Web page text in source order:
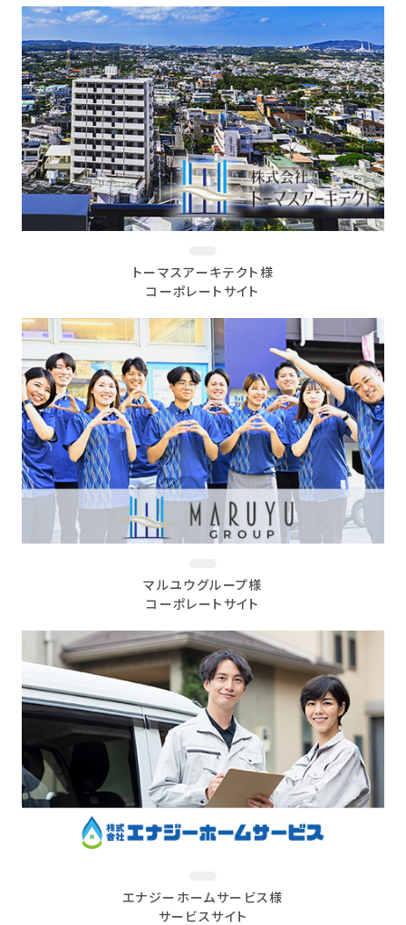
トーマスアーキテクト様
コーポレートサイト
マルユウグループ様
コーポレートサイト
エナジーホームサービス様
サービスサイト